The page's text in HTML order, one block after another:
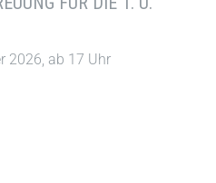
2026, ab 17 Uhr